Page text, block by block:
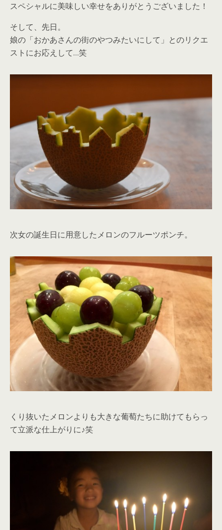
スペシャルに美味しい幸せをありがとうございました！
そして、先日。
娘の「おかあさんの街のやつみたいにして」とのリクエ
ストにお応えして…笑
次女の誕生日に用意したメロンのフルーツポンチ。
くり抜いたメロンよりも大きな葡萄たちに助けてもらっ
て立派な仕上がりに♪笑